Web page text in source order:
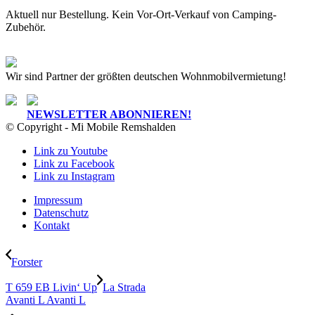
Aktuell nur Bestellung. Kein Vor-Ort-Verkauf von Camping-
Zubehör.
Wir sind Partner der größten deutschen Wohnmobilvermietung!
NEWSLETTER ABONNIEREN!
© Copyright - Mi Mobile Remshalden
Link zu Youtube
Link zu Facebook
Link zu Instagram
Impressum
Datenschutz
Kontakt
Forster
T 659 EB Livin‘ Up La Strada
Avanti L Avanti L